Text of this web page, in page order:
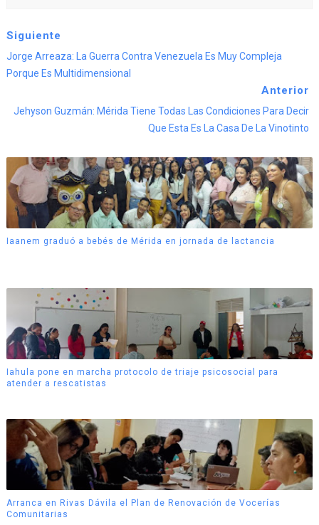
Siguiente
Jorge Arreaza: La Guerra Contra Venezuela Es Muy Compleja
Porque Es Multidimensional
Anterior
Jehyson Guzmán: Mérida Tiene Todas Las Condiciones Para Decir
Que Esta Es La Casa De La Vinotinto
Iaanem graduó a bebés de Mérida en jornada de lactancia
Iahula pone en marcha protocolo de triaje psicosocial para
atender a rescatistas
Arranca en Rivas Dávila el Plan de Renovación de Vocerías
Comunitarias